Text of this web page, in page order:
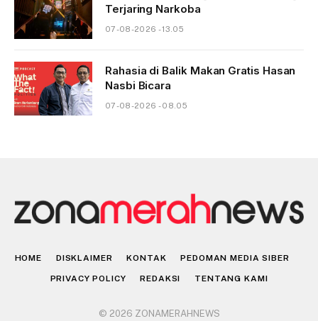
Terjaring Narkoba
07-08-2026 - 13.05
Rahasia di Balik Makan Gratis Hasan
Nasbi Bicara
07-08-2026 - 08.05
HOME DISKLAIMER KONTAK PEDOMAN MEDIA SIBER
PRIVACY POLICY REDAKSI TENTANG KAMI
© 2026 ZONAMERAHNEWS